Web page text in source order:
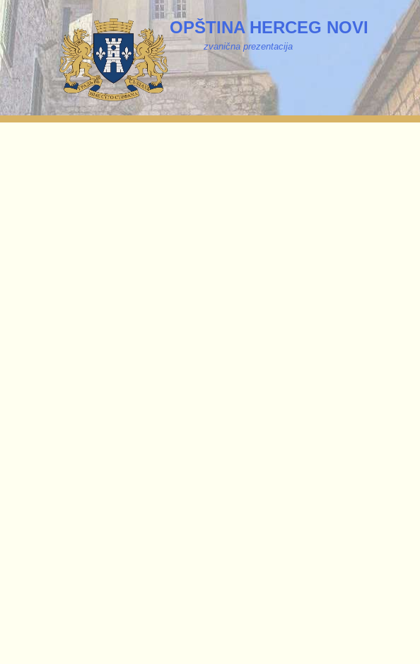
OPŠTINA HERCEG NOVI
zvanična prezentacija